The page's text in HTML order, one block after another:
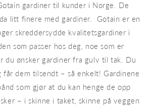
gardiner til kunder i Norge. De
litt finere med gardiner. Gotain er en
skreddersydde kvalitetsgardiner i
som passer hos deg, noe som er
du ønsker gardiner fra gulv til tak. Du
får dem tilsendt – så enkelt! Gardinene
som gjør at du kan henge de opp
– i skinne i taket, skinne på veggen